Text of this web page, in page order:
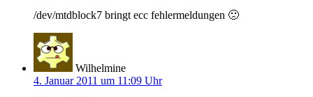
/dev/mtdblock7 bringt ecc fehlermeldungen 🙁
Wilhelmine
4. Januar 2011 um 11:09 Uhr